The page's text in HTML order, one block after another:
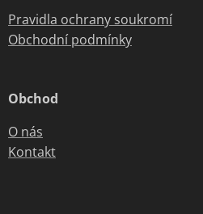
Pravidla ochrany soukromí
Obchodní podmínky
Obchod
O nás
Kontakt